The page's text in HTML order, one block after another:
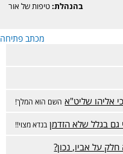
בהנהלת:טיפות של אור
מכתב פתיחה
אליהו שליט"א השם הוא המלך!
גם בגלל שלא הזדמן בנדא מצוי!!
על אביו, נכון?